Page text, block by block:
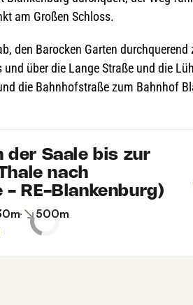
am Gro­ßen Schloss.
den Baro­cken Gar­ten
über die Lange Straße und die
die Bahn­hof­straße zum Bahn­hof